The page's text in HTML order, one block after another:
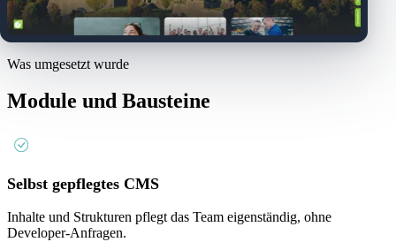
Was umgesetzt wurde
Module und Bausteine
Selbst gepflegtes CMS
Inhalte und Strukturen pflegt das Team eigenständig, ohne
Developer-Anfragen.